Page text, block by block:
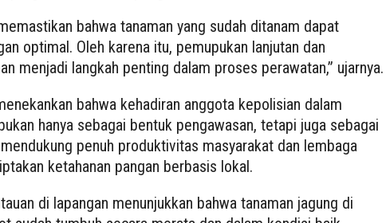
bahwa tanaman yang sudah ditanam dapat
optimal. Oleh karena itu, pemupukan lanjutan dan
menjadi langkah penting dalam proses perawatan,” ujarnya.
bahwa kehadiran anggota kepolisian dalam
hanya sebagai bentuk pengawasan, tetapi juga sebagai
penuh produktivitas masyarakat dan lembaga
ketahanan pangan berbasis lokal.
di lapangan menunjukkan bahwa tanaman jagung di